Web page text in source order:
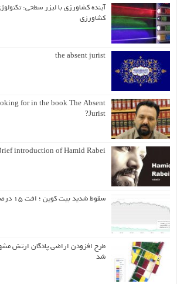
آینده کشاورزی با لیزر سطحی:
کشاورزی
the absent jurist
for in the book The Absent
Jurist?
introduction of Hamid Rabei
سقوط شدید بیت کوین ؛ افت ۱۵ درصدی اتریوم و میم‌کوین‌ها
طرح افزودن اراضی پادگان ارتش
شد